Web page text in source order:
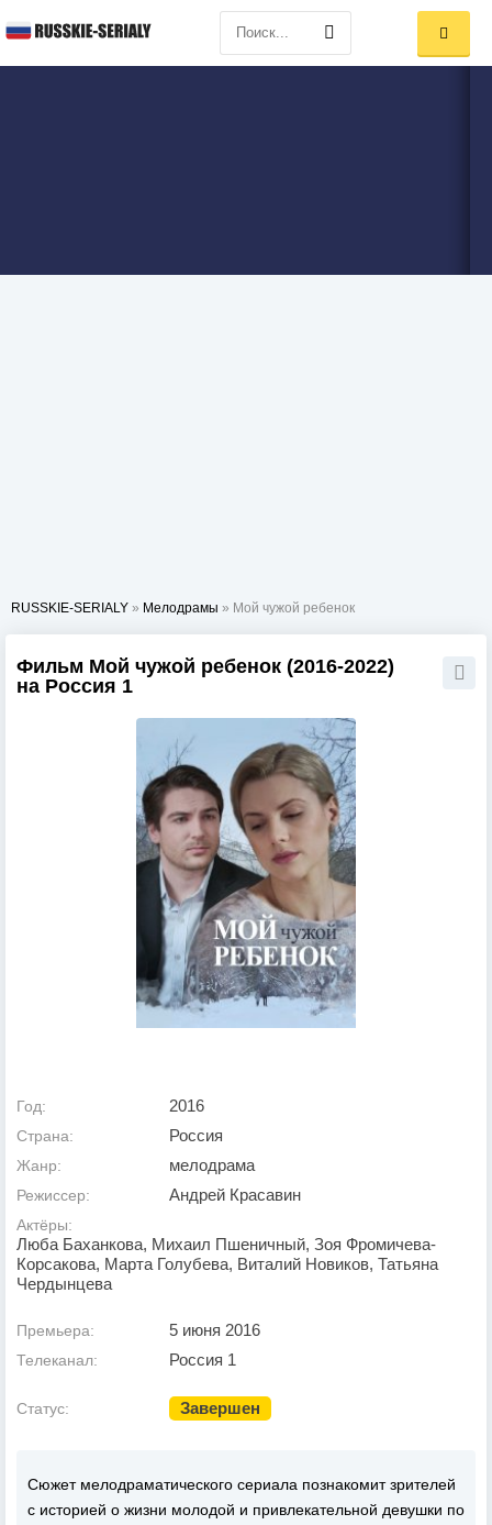
RUSSKIE-SERIALY » Мелодрамы » Мой чужой ребенок
Фильм Мой чужой ребенок (2016-2022)
на Россия 1
Год: 2016
Страна: Россия
Жанр: мелодрама
Режиссер: Андрей Красавин
Актёры:
Люба Баханкова, Михаил Пшеничный, Зоя Фромичева-
Корсакова, Марта Голубева, Виталий Новиков, Татьяна
Чердынцева
Премьера: 5 июня 2016
Телеканал: Россия 1
Статус: Завершен
Сюжет мелодраматического сериала познакомит зрителей
с историей о жизни молодой и привлекательной девушки по